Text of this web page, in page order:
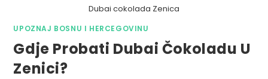
Dubai cokolada Zenica
UPOZNAJ BOSNU I HERCEGOVINU
Gdje Probati Dubai Čokoladu U
Zenici?